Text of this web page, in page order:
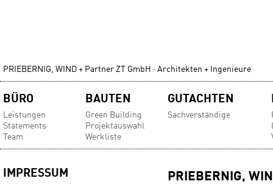
PRIEBERNIG, WIND + Partner ZT GmbH · Architekten + Ingenieure
Navigation
überspringen
BÜRO
Leistungen
Statements
Team
BAUTEN
Green Building
Projektauswahl
Werkliste
GUTACHTEN
Sachverständige
PRIEBERNIG,
IMPRESSUM